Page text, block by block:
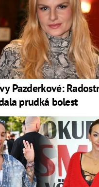
Pazderkové:
prudká bolest